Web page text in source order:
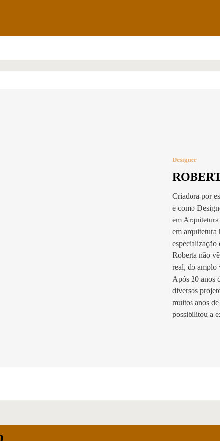
Designer
Criadora por
e como
em Arquitetura
em arquitetura
especialização
Roberta não
real, do amplo
Após 20 anos
diversos
muitos anos
possibilitou a